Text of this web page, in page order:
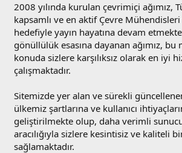
2008 yılında kurulan çevrimiçi ağımız,
kapsamlı ve en aktif Çevre
hedefiyle yayın hayatına devam
gönüllülük esasına dayanan ağımız,
konuda sizlere karşılıksız olarak en iyi
çalışmaktadır.
Sitemizde yer alan ve sürekli
ülkemiz şartlarına ve kullanıcı
geliştirilmekte olup, daha verimli
aracılığıyla sizlere kesintisiz ve kaliteli
sağlamaktadır.